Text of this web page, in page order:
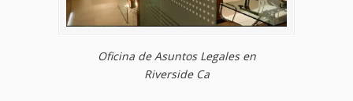
Oficina de Asuntos Legales en
Riverside Ca